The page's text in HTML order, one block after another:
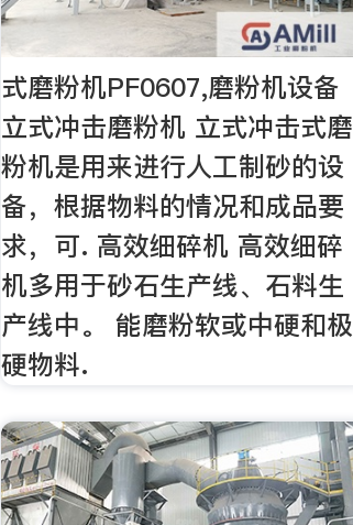
式磨粉机PF0607,磨粉机设备
立式冲击磨粉机 立式冲击式磨
粉机是用来进行人工制砂的设
备，根据物料的情况和成品要
求，可. 高效细碎机 高效细碎
机多用于砂石生产线、石料生
产线中。 能磨粉软或中硬和极
硬物料.